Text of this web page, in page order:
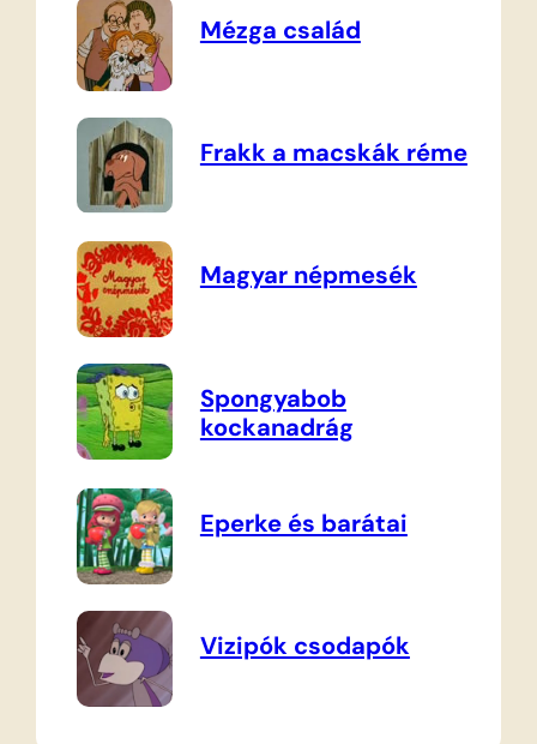
Mézga család
Frakk a macskák réme
Magyar népmesék
Spongyabob
kockanadrág
Eperke és barátai
Vizipók csodapók